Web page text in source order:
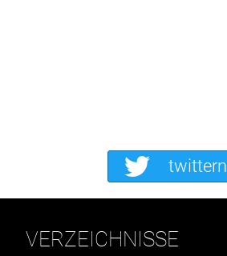
twittern
VERZEICHNISSE